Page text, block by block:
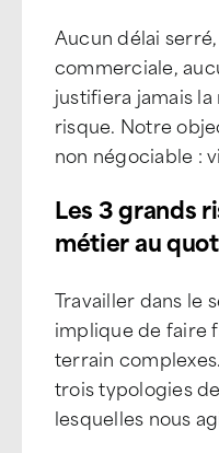
Aucun délai
commerciale,
justifiera jamais
risque. Notre
non négociable :
Les 3 grands
métier au
Travailler dans le
implique de faire
terrain
trois typologies
lesquelles nous